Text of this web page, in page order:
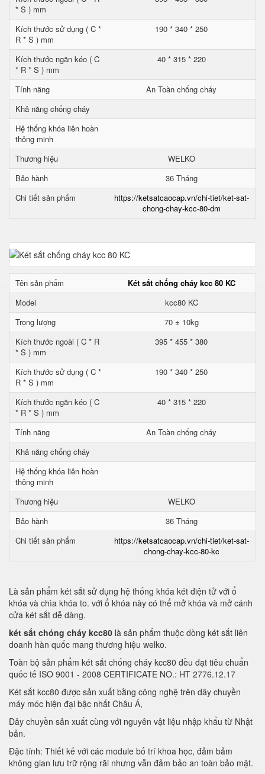
* S ) mm
Kích thước sử dụng ( C *
R * S ) mm
190 * 340 * 250
Kích thước ngăn kéo ( C
* R * S ) mm
40 * 315 * 220
Tính năng
An Toàn chống cháy
Khả năng chống cháy
Hệ thống khóa liên hoàn
thông minh
Thương hiệu
WELKO
Bảo hành
36 Tháng
Chi tiết sản phẩm
https://ketsatcaocap.vn/chi-tiet/ket-sat-
chong-chay-kcc-80-dm
Tên sản phẩm
Két sắt chống cháy kcc 80 KC
Model
kcc80 KC
Trọng lượng
70 ± 10kg
Kích thước ngoài ( C * R
* S ) mm
395 * 455 * 380
Kích thước sử dụng ( C *
R * S ) mm
190 * 340 * 250
Kích thước ngăn kéo ( C
* R * S ) mm
40 * 315 * 220
Tính năng
An Toàn chống cháy
Khả năng chống cháy
Hệ thống khóa liên hoàn
thông minh
Thương hiệu
WELKO
Bảo hành
36 Tháng
Chi tiết sản phẩm
https://ketsatcaocap.vn/chi-tiet/ket-sat-
chong-chay-kcc-80-kc
Là sản phẩm két sắt sử dụng hệ thống khóa két điện tử với ổ
khóa và chìa khóa to. với ổ khóa này có thể mở khóa và mở cánh
cửa két sắt dễ dàng.
két sắt chóng cháy kcc80 là sản phẩm thuộc dòng két sắt liên
doanh hàn quốc mang thương hiệu welko.
Toàn bộ sản phẩm két sắt chống cháy kcc80 đều đạt tiêu chuẩn
quốc tế ISO 9001 - 2008 CERTIFICATE NO.: HT 2776.12.17
Két sắt kcc80 được sản xuất bằng công nghệ trên dây chuyền
máy móc hiện đại bậc nhất Châu Á,
Dây chuyền sản xuất cùng với nguyên vật liệu nhập khẩu từ Nhật
bản.
Đặc tính: Thiết kế với các module bố trí khoa học, đảm bảm
không gian lưu trữ rộng rãi nhưng vẫn đảm bảo an toàn bảo mật.